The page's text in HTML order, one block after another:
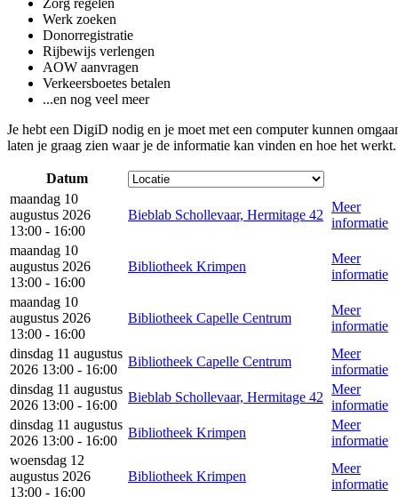
Werk zoeken
Donorregistratie
Rijbewijs verlengen
AOW aanvragen
Verkeersboetes betalen
...en nog veel meer
Je hebt een DigiD nodig en je moet met een computer kunnen
laten je graag zien waar je de informatie kan vinden en hoe het werkt.
Datum
maandag 10
augustus 2026
13:00 - 16:00
Bieblab Schollevaar, Hermitage 42
Meer
informatie
maandag 10
augustus 2026
13:00 - 16:00
Bibliotheek Krimpen
Meer
informatie
maandag 10
augustus 2026
13:00 - 16:00
Bibliotheek Capelle Centrum
Meer
informatie
dinsdag 11 augustus
2026 13:00 - 16:00
Bibliotheek Capelle Centrum
Meer
informatie
dinsdag 11 augustus
2026 13:00 - 16:00
Bieblab Schollevaar, Hermitage 42
Meer
informatie
dinsdag 11 augustus
2026 13:00 - 16:00
Bibliotheek Krimpen
Meer
informatie
woensdag 12
augustus 2026
13:00 - 16:00
Bibliotheek Krimpen
Meer
informatie